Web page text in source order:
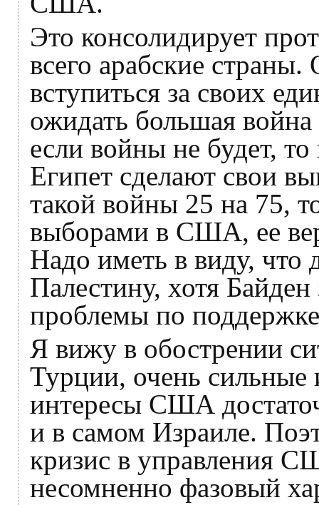
Это консолидирует
всего арабские
вступиться за своих
ожидать большая
если войны не будет,
Египет сделают свои
такой войны 25 на 75,
выборами в США, ее
Надо иметь в виду, что
Палестину, хотя
проблемы по
Я вижу в обострении
Турции, очень сильные
интересы США
и в самом Израиле.
кризис в управления
несомненно фазовый